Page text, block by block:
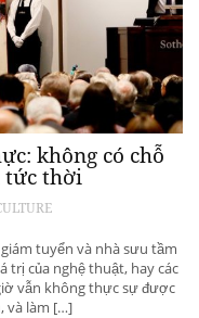
không có chỗ
tức thời
tuyển và nhà sưu tầm
trị của nghệ thuật, hay các
vẫn không thực sự được
và làm […]